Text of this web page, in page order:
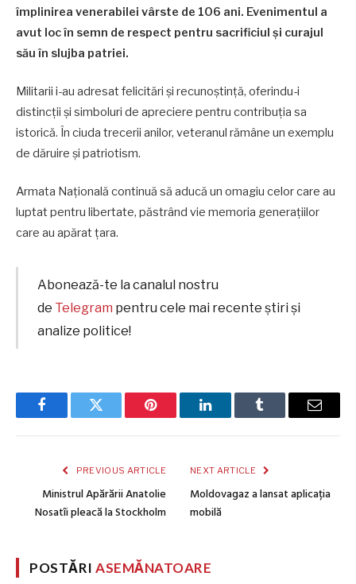
împlinirea venerabilei vârste de 106 ani. Evenimentul a
avut loc în semn de respect pentru sacrificiul și curajul
său în slujba patriei.
Militarii i-au adresat felicitări și recunoștință, oferindu-i
distincții și simboluri de apreciere pentru contribuția sa
istorică. În ciuda trecerii anilor, veteranul rămâne un exemplu
de dăruire și patriotism.
Armata Națională continuă să aducă un omagiu celor care au
luptat pentru libertate, păstrând vie memoria generațiilor
care au apărat țara.
Abonează-te la canalul nostru
de Telegram pentru cele mai recente știri și
analize politice!
FacebookTwitter Pinterest LinkedInTumblr Email
PREVIOUS ARTICLE
Ministrul Apărării Anatolie
Nosatîi pleacă la Stockholm
NEXT ARTICLE
Moldovagaz a lansat aplicația
mobilă
POSTĂRIASEMĂNATOARE